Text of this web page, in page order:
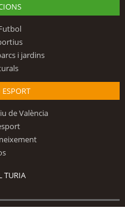
i jardins
de València
TURIA